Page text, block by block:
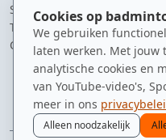
Cookies op
We gebruiken
laten werken. Met jouw
analytische cookies en
van YouTube-video's,
meer in ons
Alleen noodzakelijk
Supporters
Tip de redactie
Contact